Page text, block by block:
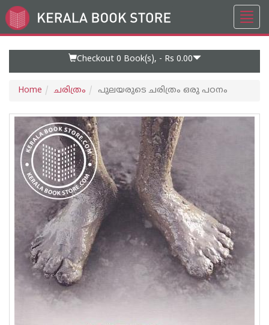
Go
to
Checkout 0 Book(s), - Rs 0.00
Home ചരിത്രം പുലയരുടെ ചരിത്രം ഒരു പഠനം